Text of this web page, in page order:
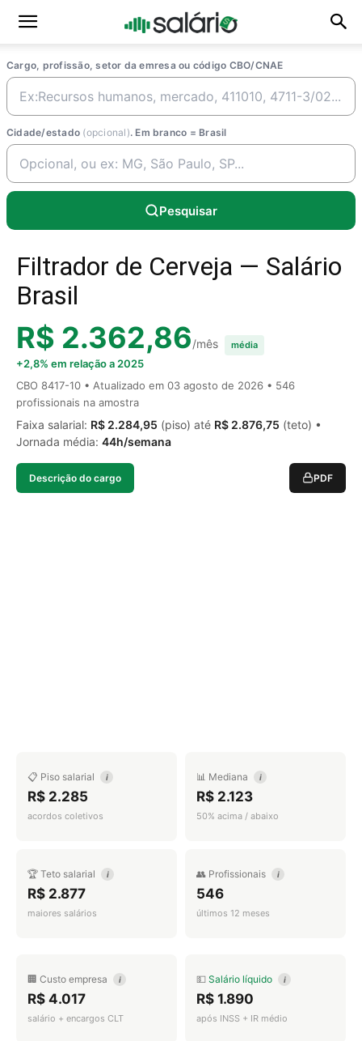
Cargo, profissão, setor da emresa ou código CBO/CNAE
Cidade/estado (opcional). Em branco = Brasil
Pesquisar
Filtrador de Cerveja — Salário
Brasil
R$ 2.362,86/mês média
+2,8% em relação a 2025
CBO 8417-10 • Atualizado em 03 agosto de 2026 • 546
profissionais na amostra
Faixa salarial: R$ 2.284,95 (piso) até R$ 2.876,75 (teto) •
Jornada média: 44h/semana
Descrição do cargo PDF
📋 Piso salarial i
R$ 2.285
acordos coletivos
📊 Mediana i
R$ 2.123
50% acima / abaixo
🏆 Teto salarial i
R$ 2.877
maiores salários
👥 Profissionais i
546
últimos 12 meses
🏢 Custo empresa i
R$ 4.017
salário + encargos CLT
💵 Salário líquido i
R$ 1.890
após INSS + IR médio